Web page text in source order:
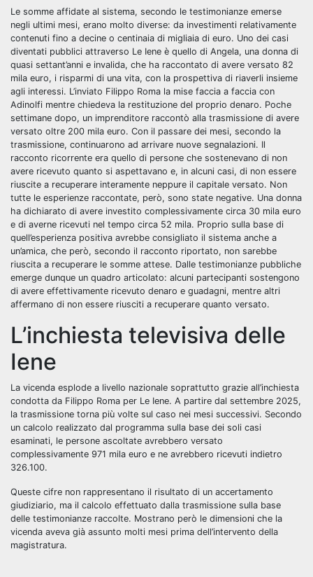
Le somme affidate al sistema, secondo le testimonianze emerse
negli ultimi mesi, erano molto diverse: da investimenti relativamente
contenuti fino a decine o centinaia di migliaia di euro. Uno dei casi
diventati pubblici attraverso Le Iene è quello di Angela, una donna di
quasi settant’anni e invalida, che ha raccontato di avere versato 82
mila euro, i risparmi di una vita, con la prospettiva di riaverli insieme
agli interessi. L’inviato Filippo Roma la mise faccia a faccia con
Adinolfi mentre chiedeva la restituzione del proprio denaro. Poche
settimane dopo, un imprenditore raccontò alla trasmissione di avere
versato oltre 200 mila euro. Con il passare dei mesi, secondo la
trasmissione, continuarono ad arrivare nuove segnalazioni. Il
racconto ricorrente era quello di persone che sostenevano di non
avere ricevuto quanto si aspettavano e, in alcuni casi, di non essere
riuscite a recuperare interamente neppure il capitale versato. Non
tutte le esperienze raccontate, però, sono state negative. Una donna
ha dichiarato di avere investito complessivamente circa 30 mila euro
e di averne ricevuti nel tempo circa 52 mila. Proprio sulla base di
quell’esperienza positiva avrebbe consigliato il sistema anche a
un’amica, che però, secondo il racconto riportato, non sarebbe
riuscita a recuperare le somme attese. Dalle testimonianze pubbliche
emerge dunque un quadro articolato: alcuni partecipanti sostengono
di avere effettivamente ricevuto denaro e guadagni, mentre altri
affermano di non essere riusciti a recuperare quanto versato.
L’inchiesta televisiva delle
Iene
La vicenda esplode a livello nazionale soprattutto grazie all’inchiesta
condotta da Filippo Roma per Le Iene. A partire dal settembre 2025,
la trasmissione torna più volte sul caso nei mesi successivi. Secondo
un calcolo realizzato dal programma sulla base dei soli casi
esaminati, le persone ascoltate avrebbero versato
complessivamente 971 mila euro e ne avrebbero ricevuti indietro
326.100.
Queste cifre non rappresentano il risultato di un accertamento
giudiziario, ma il calcolo effettuato dalla trasmissione sulla base
delle testimonianze raccolte. Mostrano però le dimensioni che la
vicenda aveva già assunto molti mesi prima dell’intervento della
magistratura.